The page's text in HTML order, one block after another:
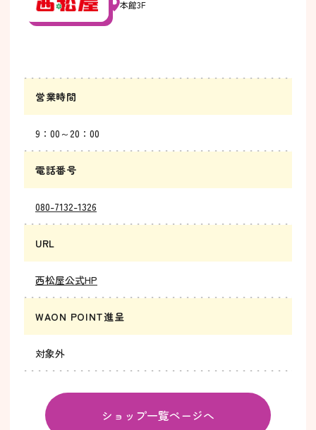
本館3F
営業時間
9：00～20：00
電話番号
080-7132-1326
URL
西松屋公式HP
WAON POINT進呈
対象外
ショップ一覧ページへ